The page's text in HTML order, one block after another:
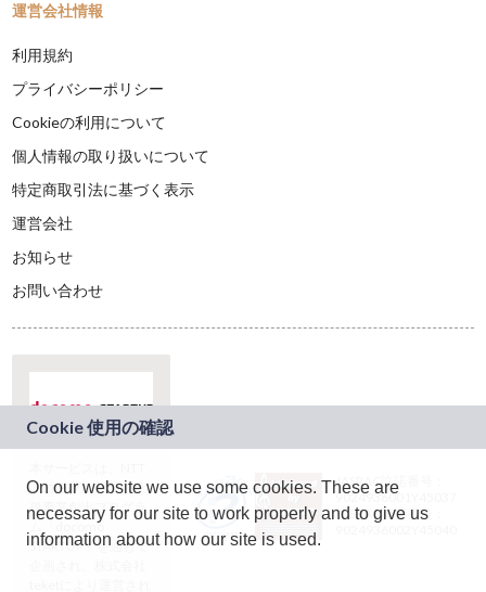
運営会社情報
利用規約
プライバシーポリシー
Cookieの利用について
個人情報の取り扱いについて
特定商取引法に基づく表示
運営会社
お知らせ
お問い合わせ
ドコモグループの新
規事業創出プログラ
ム「docomo
STARTUP」を通じて
JASRAC許諾番号：
9024936001Y45037
JASRAC許諾番号：
On our website we use some cookies. These are
necessary for our site to work properly and to give us
information about how our site is used.